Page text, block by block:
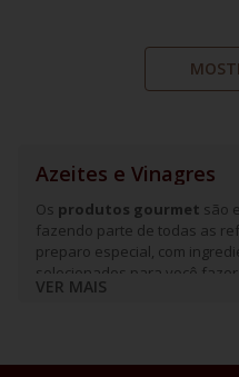
Azeites e Vinagres
Os produtos gourmet são
fazendo parte de todas as
preparo especial, com
selecionados para você
em sua casa.
VER MAIS